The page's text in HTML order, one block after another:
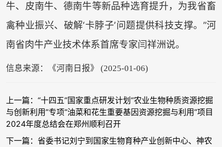
牛、皮南牛、德南牛等新品种选育提升，为我省畜
禽种业振兴、破解‘卡脖子’问题提供科技支撑。”河
南省肉牛产业技术体系首席专家闫祥洲说。
信息来源：《河南日报》 (2025-01-06)
上一篇：“十四五”国家重点研发计划“农业生物种质资源挖掘
与创新利用”专项“油菜和花生重要基因资源挖掘与利用”项目
2024年度总结会在郑州顺利召开
下一篇：省委书记刘宁到国家生物育种产业创新中心、神农